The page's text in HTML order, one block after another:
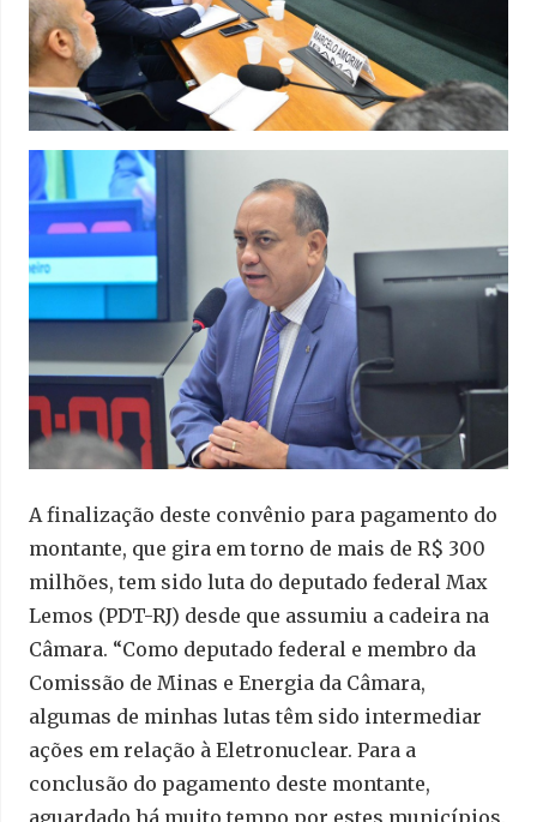
A finalização deste convênio para pagamento do
montante, que gira em torno de mais de R$ 300
milhões, tem sido luta do deputado federal Max
Lemos (PDT-RJ) desde que assumiu a cadeira na
Câmara. “Como deputado federal e membro da
Comissão de Minas e Energia da Câmara,
algumas de minhas lutas têm sido intermediar
ações em relação à Eletronuclear. Para a
conclusão do pagamento deste montante,